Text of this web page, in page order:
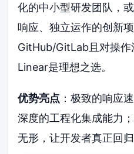
化的中小型研发团队，
响应、独立运作的创新
GitHub/GitLab且对操作
Linear是理想之选。
优势亮点 ：极致的响应
深度的工程化集成能力
无形，让开发者真正回归